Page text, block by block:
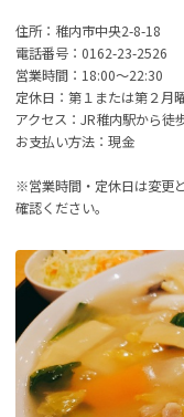
住所：稚内市中央2-8-18
電話番号：0162-23-2526
営業時間：18:00～22:30
定休日：第１または第２月
アクセス：JR稚内駅から徒
お支払い方法：現金
※営業時間・定休日は変更
確認ください。